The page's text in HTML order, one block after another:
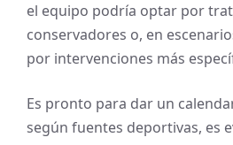
el equipo podría optar por
conservadores o, en
por intervenciones más
Es pronto para dar un
según fuentes deportivas, es